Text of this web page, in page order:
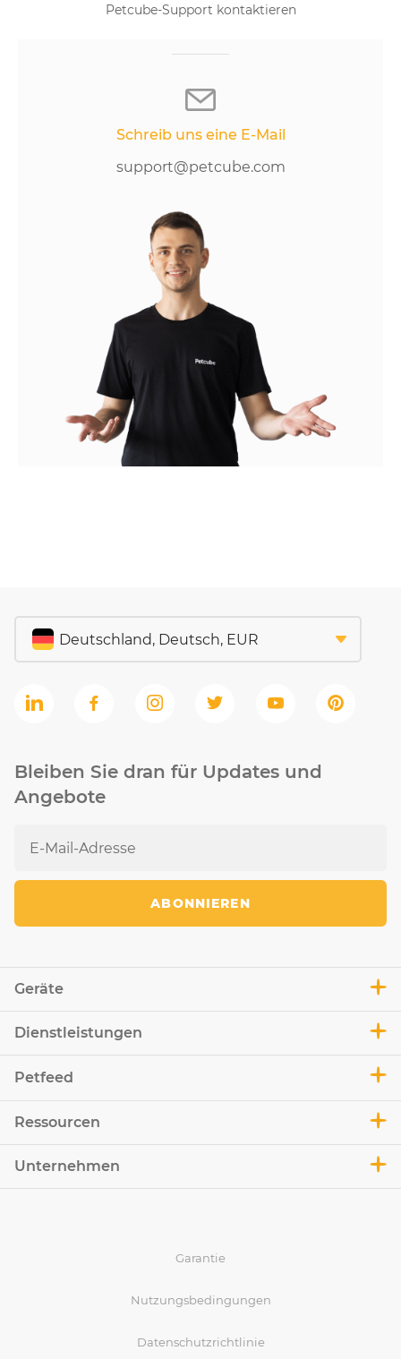
Petcube-Support kontaktieren
Schreib uns eine E-Mail
support@petcube.com
Geräte
Dienstleistungen
Petfeed
Ressourcen
Unternehmen
Bleiben Sie dran für Updates und
Angebote
ABONNIEREN
Garantie
Nutzungsbedingungen
Datenschutzrichtlinie